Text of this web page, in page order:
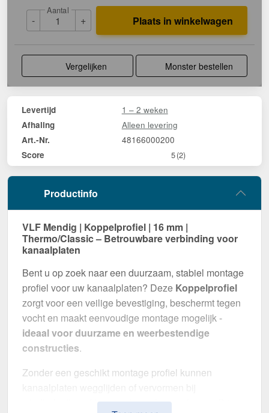
-
Aantal
+ Plaats in winkelwagen
Vergelijken Monster bestellen
Levertijd 1 – 2 weken
Afhaling Alleen levering
Art.-Nr. 48166000200
Score 5(2)
Productinfo
VLF Mendig | Koppelprofiel | 16 mm |
Thermo/Classic – Betrouwbare verbinding voor
kanaalplaten
Bent u op zoek naar een duurzaam, stabiel montage
profiel voor uw kanaalplaten? Deze Koppelprofiel
zorgt voor een veilige bevestiging, beschermt tegen
vocht en maakt eenvoudige montage mogelijk -
ideaal voor duurzame en weerbestendige
constructies.
Zonder een geschikt montage profiel kunnen
windbelasting of temperatuurschommelingen. Dit